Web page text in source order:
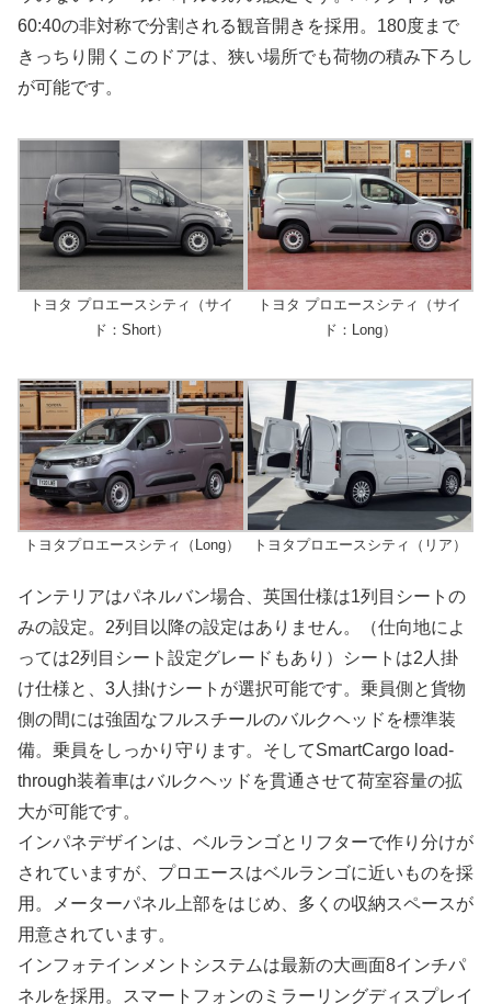
60:40の非対称で分割される観音開きを採用。180度まで
きっちり開くこのドアは、狭い場所でも荷物の積み下ろし
が可能です。
トヨタ プロエースシティ（サイ
ド：Short）
トヨタ プロエースシティ（サイ
ド：Long）
トヨタプロエースシティ（Long） トヨタプロエースシティ（リア）
インテリアはパネルバン場合、英国仕様は1列目シートの
みの設定。2列目以降の設定はありません。（仕向地によ
っては2列目シート設定グレードもあり）シートは2人掛
け仕様と、3人掛けシートが選択可能です。乗員側と貨物
側の間には強固なフルスチールのバルクヘッドを標準装
備。乗員をしっかり守ります。そしてSmartCargo load-
through装着車はバルクヘッドを貫通させて荷室容量の拡
大が可能です。
インパネデザインは、ベルランゴとリフターで作り分けが
されていますが、プロエースはベルランゴに近いものを採
用。メーターパネル上部をはじめ、多くの収納スペースが
用意されています。
インフォテインメントシステムは最新の大画面8インチパ
ネルを採用。スマートフォンのミラーリングディスプレイ